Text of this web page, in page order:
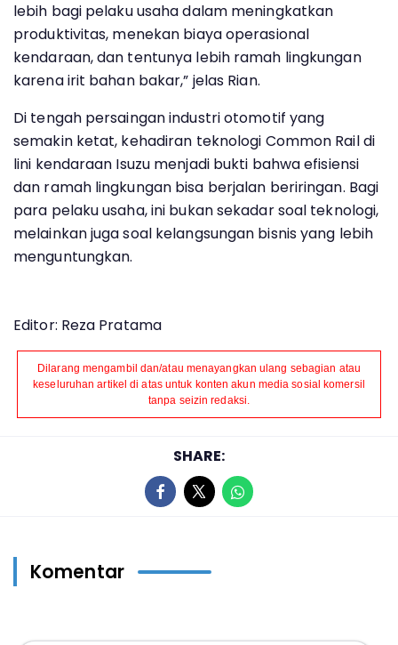
lebih bagi pelaku usaha dalam meningkatkan
produktivitas, menekan biaya operasional
kendaraan, dan tentunya lebih ramah lingkungan
karena irit bahan bakar,” jelas Rian.
Di tengah persaingan industri otomotif yang
semakin ketat, kehadiran teknologi Common Rail di
lini kendaraan Isuzu menjadi bukti bahwa efisiensi
dan ramah lingkungan bisa berjalan beriringan. Bagi
para pelaku usaha, ini bukan sekadar soal teknologi,
melainkan juga soal kelangsungan bisnis yang lebih
menguntungkan.
Editor: Reza Pratama
Dilarang mengambil dan/atau menayangkan ulang sebagian atau
keseluruhan artikel di atas untuk konten akun media sosial komersil
tanpa seizin redaksi.
SHARE:
Komentar